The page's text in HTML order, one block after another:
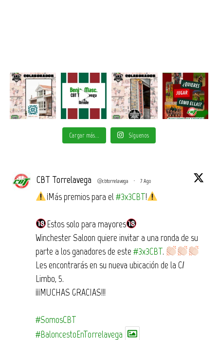
Cargar más... Síguenos
CBT Torrelavega @cbtorrelavega · 7 Ago
¡Más premios para el #3x3CBT!
Estos solo para mayores
Winchester Saloon quiere invitar a una ronda de su
parte a los ganadores de este #3x3CBT.
Les encontrarás en su nueva ubicación de la C/
Limbo, 5.
¡¡¡MUCHAS GRACIAS!!!
#SomosCBT
#BaloncestoEnTorrelavega